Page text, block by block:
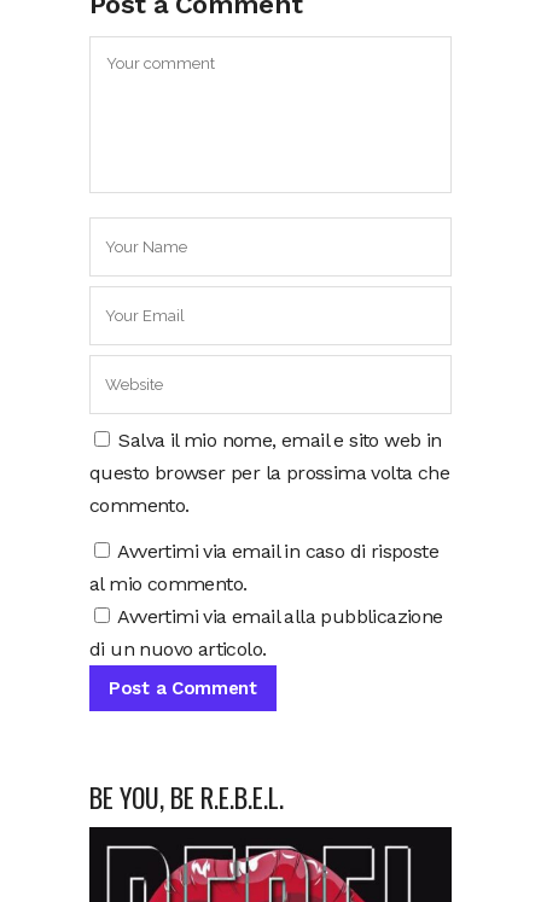
Salva il mio nome, email e sito web in
questo browser per la prossima volta che
commento.
Avvertimi via email in caso di risposte
al mio commento.
Avvertimi via email alla pubblicazione
di un nuovo articolo.
BE YOU, BE R.E.B.E.L.